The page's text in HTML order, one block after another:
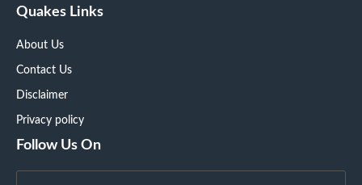
Quakes Links
About Us
Contact Us
Disclaimer
Privacy policy
Follow Us On